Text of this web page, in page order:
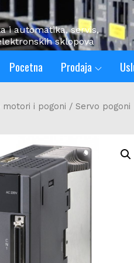
i automatika, servis,
sklopova
Pocetna Prodaja
motori i pogoni / Servo